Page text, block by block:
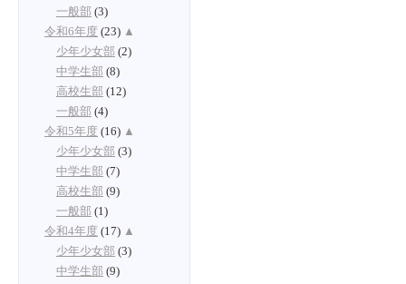
一般部 (3)
令和6年度 (23) ▲
少年少女部 (2)
中学生部 (8)
高校生部 (12)
一般部 (4)
令和5年度 (16) ▲
少年少女部 (3)
中学生部 (7)
高校生部 (9)
一般部 (1)
令和4年度 (17) ▲
少年少女部 (3)
中学生部 (9)